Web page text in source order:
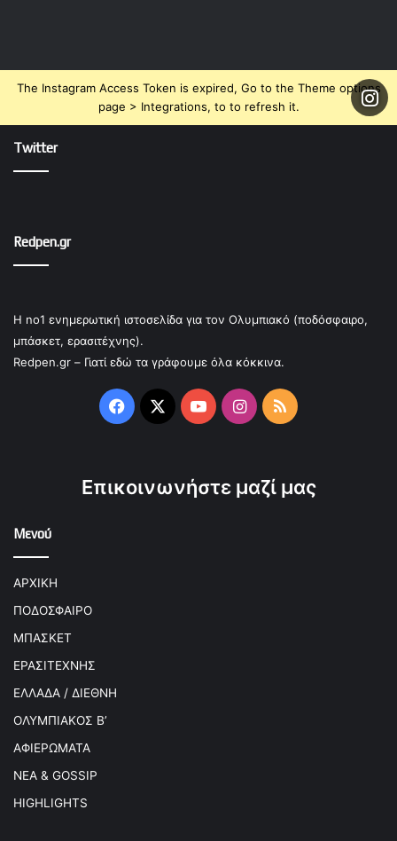
The Instagram Access Token is expired, Go to the Theme options
page > Integrations, to to refresh it.
Twitter
Redpen.gr
Η no1 ενημερωτική ιστοσελίδα για τον Ολυμπιακό (ποδόσφαιρο,
μπάσκετ, ερασιτέχνης).
Redpen.gr – Γιατί εδώ τα γράφουμε όλα κόκκινα.
Facebook
X YouTubeInstagram
RSS
Επικοινωνήστε μαζί μας
Μενού
ΑΡΧΙΚΗ
ΠΟΔΟΣΦΑΙΡΟ
ΜΠΑΣΚΕΤ
ΕΡΑΣΙΤΕΧΝΗΣ
ΕΛΛΑΔΑ / ΔΙΕΘΝΗ
ΟΛΥΜΠΙΑΚΟΣ Β’
ΑΦΙΕΡΩΜΑΤΑ
ΝΕΑ & GOSSIP
HIGHLIGHTS